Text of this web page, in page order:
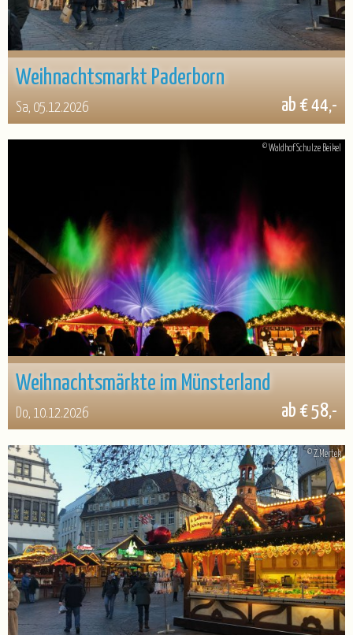
Weihnachtsmarkt Paderborn
Sa, 05.12.2026 ab € 44,-
© Waldhof Schulze Beikel
Weihnachtsmärkte im Münsterland
Do, 10.12.2026 ab € 58,-
© Z.Mertek